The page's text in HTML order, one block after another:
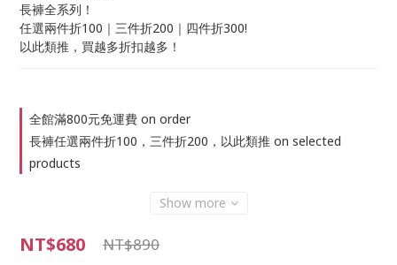
長褲全系列！
任選兩件折100｜三件折200｜四件折300!
以此類推，買越多折扣越多！
全館滿800元免運費 on order
長褲任選兩件折100，三件折200，以此類推 on selected
products
Show more
NT$680 NT$890